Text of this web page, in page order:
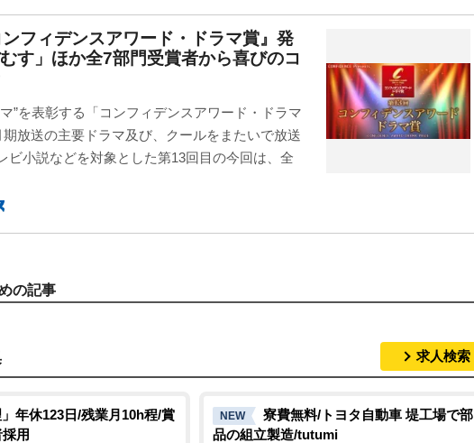
フィデンスアワード・ドラマ賞』発
す」ほか全7部門受賞者から喜びのコ
”を表彰する「コンフィデンスアワード・ドラマ
期放送の主要ドラマ及び、クールをまたいで放送
ビ小説などを対象とした第13回目の今回は、全
の記事
求人検索
」年休123日/残業月10h程/賞
用
NEW
寮費無料/トヨタ自動車 堤工場で部
品の組立製造/tutumi